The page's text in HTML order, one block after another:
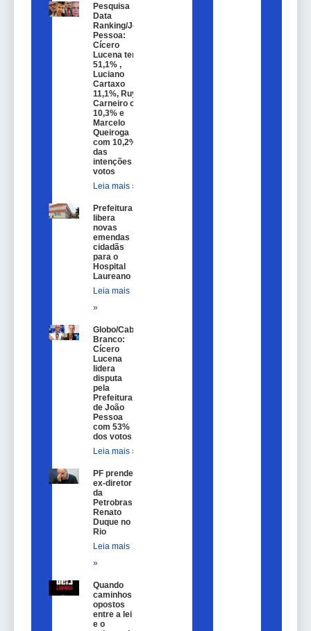
Pesquisa
Data
Ranking/João
Pessoa:
Cícero
Lucena tem
51,1% ,
Luciano
Cartaxo
11,1%, Ruy
Carneiro com
10,3% e
Marcelo
Queiroga
com 10,2%
das
intenções de
votos
Leia mais »
Prefeitura
libera
novas
emendas
cidadãs
para o
Hospital
Laureano
Leia mais
»
Globo/Cabo
Branco:
Cícero
Lucena
lidera
disputa
pela
Prefeitura
de João
Pessoa
com 53%
dos votos
Leia mais »
PF prende
ex-diretor
da
Petrobras
Renato
Duque no
Rio
Leia mais
»
Quando
caminhos
opostos
entre a lei
e o